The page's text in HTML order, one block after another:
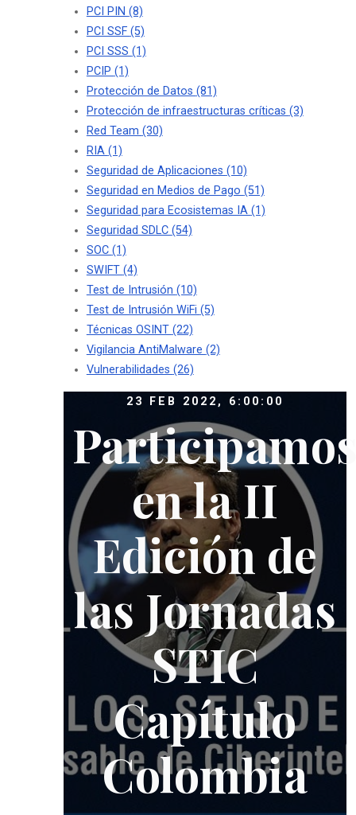
PCI PIN (8)
PCI SSF (5)
PCI SSS (1)
PCIP (1)
Protección de Datos (81)
Protección de infraestructuras críticas (3)
Red Team (30)
RIA (1)
Seguridad de Aplicaciones (10)
Seguridad en Medios de Pago (51)
Seguridad para Ecosistemas IA (1)
Seguridad SDLC (54)
SOC (1)
SWIFT (4)
Test de Intrusión (10)
Test de Intrusión WiFi (5)
Técnicas OSINT (22)
Vigilancia AntiMalware (2)
Vulnerabilidades (26)
23 FEB 2022, 6:00:00
en la II
Edición de
las Jornadas
STIC
Capítulo
Colombia